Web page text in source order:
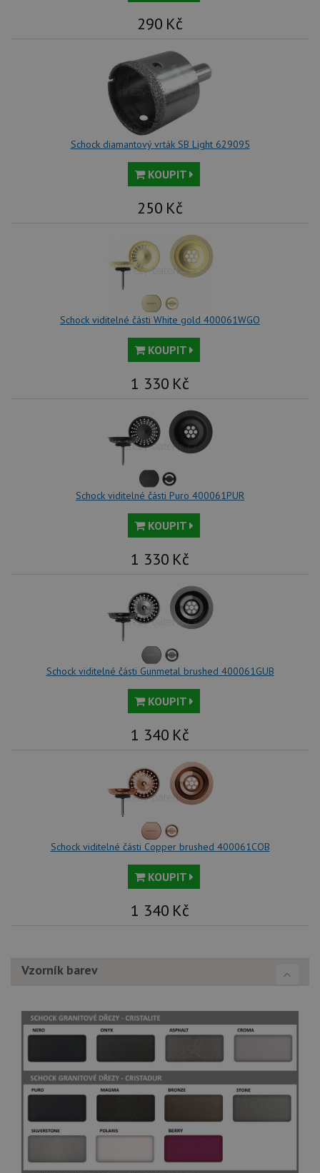
290 Kč
Schock diamantový vrták SB Light 629095
KOUPIT
250 Kč
Schock viditelné části White gold 400061WGO
KOUPIT
1 330 Kč
Schock viditelné části Puro 400061PUR
KOUPIT
1 330 Kč
Schock viditelné části Gunmetal brushed 400061GUB
KOUPIT
1 340 Kč
Schock viditelné části Copper brushed 400061COB
KOUPIT
1 340 Kč
Vzorník barev